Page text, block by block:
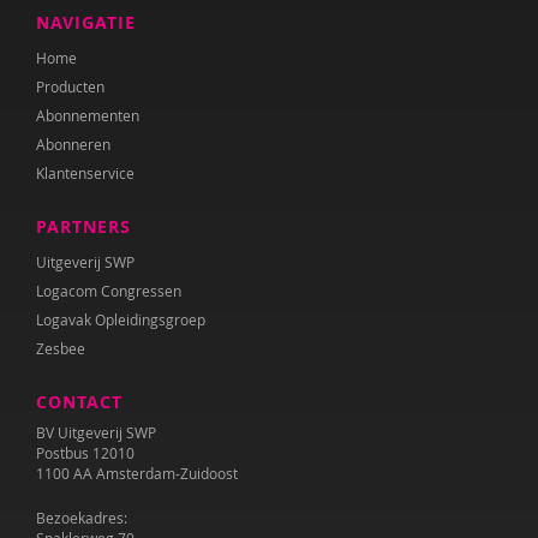
NAVIGATIE
Home
Producten
Abonnementen
Abonneren
Klantenservice
PARTNERS
Uitgeverij SWP
Logacom Congressen
Logavak Opleidingsgroep
Zesbee
CONTACT
BV Uitgeverij SWP
Postbus 12010
1100 AA Amsterdam-Zuidoost
Bezoekadres: